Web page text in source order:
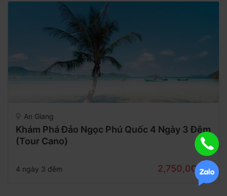
An Giang
Khám Phá Đảo Ngọc Phú Quốc 4 Ngày 3 Đêm
(Tour Cano)
4 ngày 3 đêm 2,750,000₫